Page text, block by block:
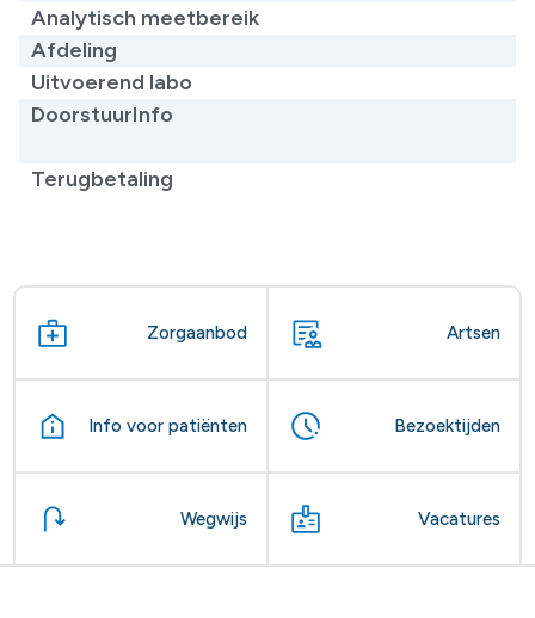
Analytisch meetbereik
Afdeling
Uitvoerend labo
DoorstuurInfo
Terugbetaling
Zorgaanbod Artsen
Info voor patiënten Bezoektijden
Wegwijs Vacatures